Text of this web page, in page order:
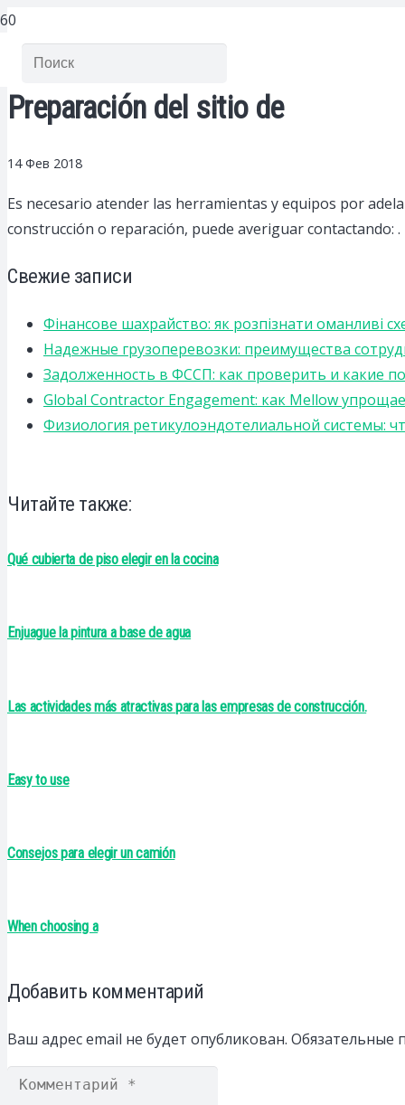
Preparación del sitio de
14 Фев 2018
Es necesario atender las herramientas y equipos por
construcción o reparación, puede averiguar contactando: .
Свежие записи
Фінансове шахрайство: як розпізнати оманливі
Надежные грузоперевозки: преимущества
Задолженность в ФССП: как проверить и какие
Global Contractor Engagement: как Mellow
Физиология ретикулоэндотелиальной системы:
Читайте также:
Qué cubierta de piso elegir en la cocina
Enjuague la pintura a base de agua
Las actividades más atractivas para las empresas de construcción.
Easy to use
Consejos para elegir un camión
When choosing a
Добавить комментарий
Ваш адрес email не будет опубликован. Обязательные